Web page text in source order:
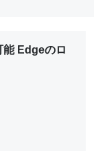
能 Edgeのロ